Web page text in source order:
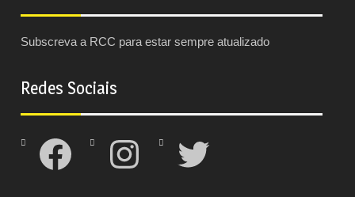
Subscreva a RCC para estar sempre atualizado
Redes Sociais
Facebook Instagram Twitter